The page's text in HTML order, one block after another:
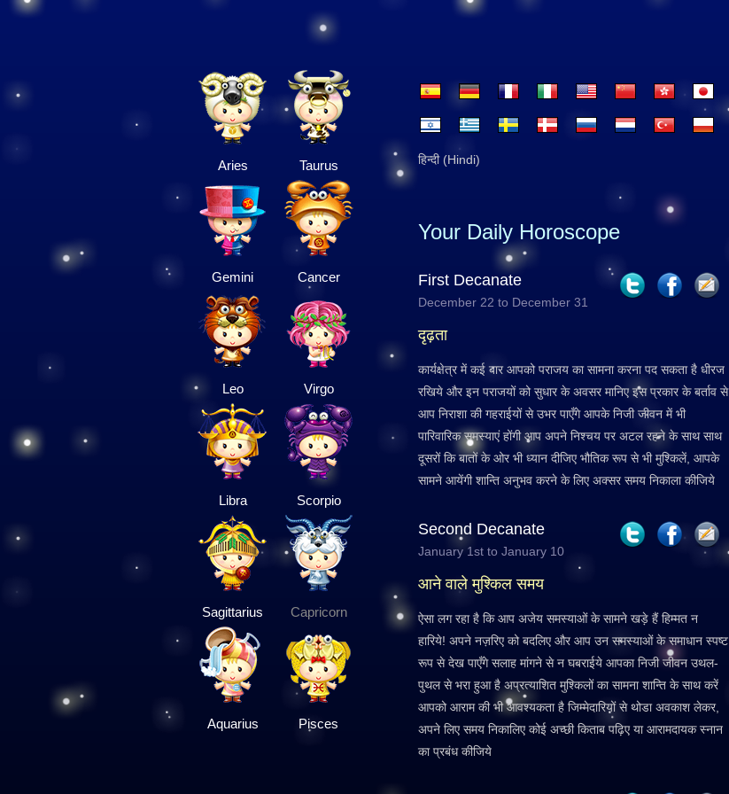
Aries Taurus
Gemini Cancer
Leo Virgo
Libra Scorpio
Sagittarius Capricorn
Aquarius Pisces
हिन्दी (Hindi)
Your Daily Horoscope
First Decanate
December 22 to December 31
दृढ़ता
कार्यक्षेत्र में कई बार आपको पराजय का सामना करना पद सकता है धीरज
रखिये और इन पराजयों को सुधार के अवसर मानिए इस प्रकार के बर्ताव से
आप निराशा की गहराईयों से उभर पाएँगे आपके निजी जीवन में भी
पारिवारिक समस्याएं होंगी आप अपने निश्चय पर अटल रहने के साथ साथ
दूसरों कि बातों के ओर भी ध्यान दीजिए भौतिक रूप से भी मुश्किलें, आपके
सामने आयेंगी शान्ति अनुभव करने के लिए अक्सर समय निकाला कीजिये
Second Decanate
January 1st to January 10
आने वाले मुश्किल समय
ऐसा लग रहा है कि आप अजेय समस्याओं के सामने खड़े हैं हिम्मत न
हारिये! अपने नज़रिए को बदलिए और आप उन समस्याओं के समाधान स्पष्ट
रूप से देख पाएँगे सलाह मांगने से न घबराईये आपका निजी जीवन उथल-
पुथल से भरा हुआ है अप्रत्याशित मुश्किलों का सामना शान्ति के साथ करें
आपको आराम की भी आवश्यकता है जिम्मेदारियों से थोडा अवकाश लेकर,
अपने लिए समय निकालिए कोई अच्छी किताब पढ़िए या आरामदायक स्नान
का प्रबंध कीजिये